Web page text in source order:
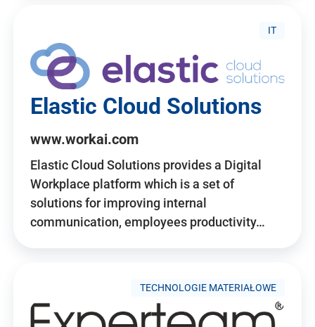
IT
Elastic Cloud Solutions
www.workai.com
Elastic Cloud Solutions provides a Digital
Workplace platform which is a set of
solutions for improving internal
communication, employees productivity…
TECHNOLOGIE MATERIAŁOWE